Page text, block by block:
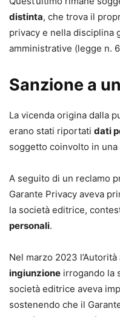
Cristian Ercolano
Partner presso
sede a Roma; giurista
dei dati personali e più
Responsabile della
Vigilanza e Organismo
della performance
collettanee e riviste
digitali, svolge
divulgazione ed
competenza.
distinta, che trova il
privacy e nella disciplina
amministrative (legge n.
Sanzione a
La vicenda origina dalla
erano stati riportati dati
soggetto coinvolto in
A seguito di un reclamo
Garante Privacy aveva
la società editrice,
personali.
Nel marzo 2023
ingiunzione irrogando la
società editrice aveva
sostenendo che il